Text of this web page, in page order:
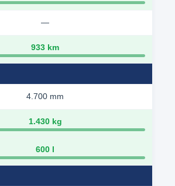
—
933 km
4.700 mm
1.430 kg
600 l